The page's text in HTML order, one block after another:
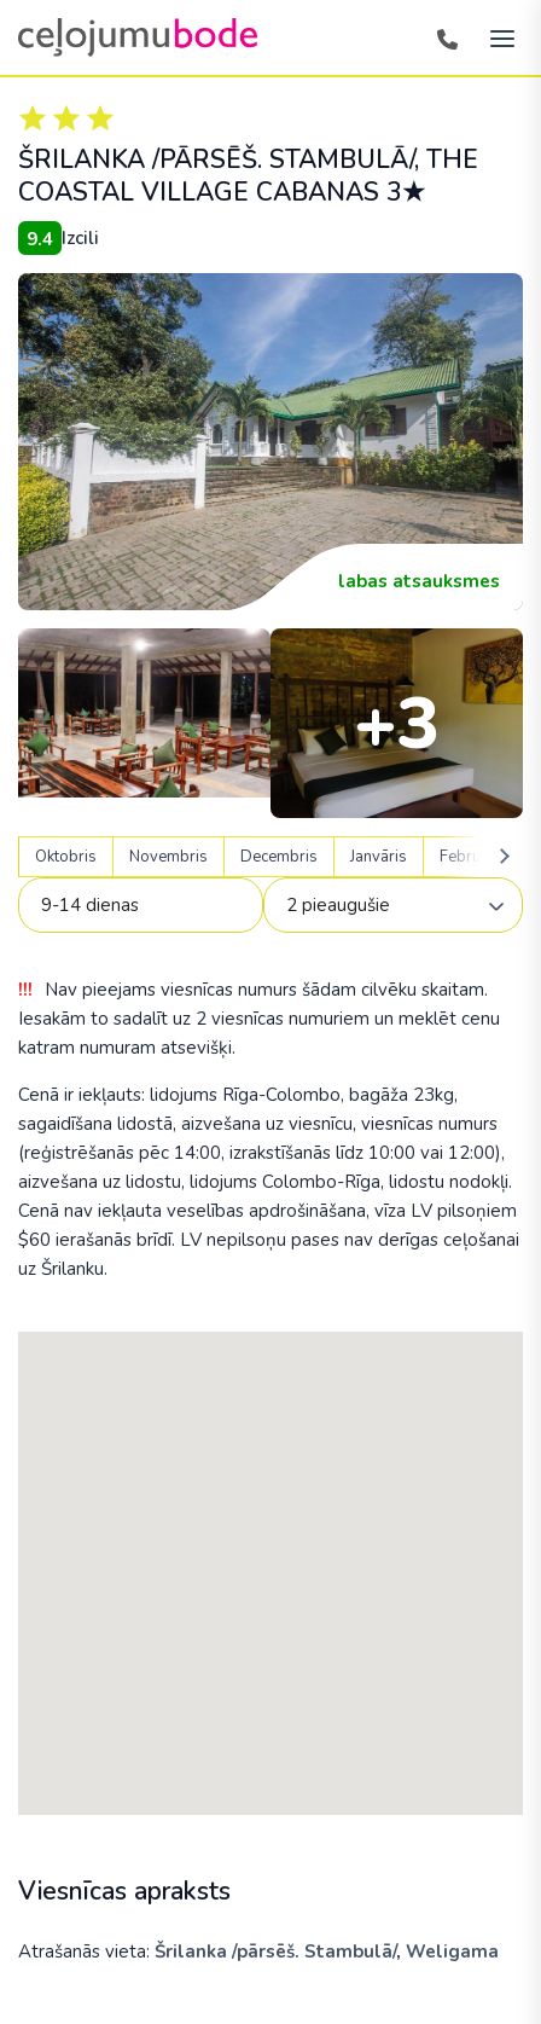
ŠRILANKA /PĀRSĒŠ. STAMBULĀ/, THE
COASTAL VILLAGE CABANAS 3★
9.4 Izcili
labas atsauksmes
+3
Oktobris Novembris Decembris Janvāris Februāris
Nav pieejams viesnīcas numurs šādam cilvēku skaitam.
Iesakām to sadalīt uz 2 viesnīcas numuriem un meklēt cenu
katram numuram atsevišķi.
Cenā ir iekļauts: lidojums Rīga-Colombo, bagāža 23kg,
sagaidīšana lidostā, aizvešana uz viesnīcu, viesnīcas numurs
(reģistrēšanās pēc 14:00, izrakstīšanās līdz 10:00 vai 12:00),
aizvešana uz lidostu, lidojums Colombo-Rīga, lidostu nodokļi.
Cenā nav iekļauta veselības apdrošināšana, vīza LV pilsoņiem
$60 ierašanās brīdī. LV nepilsoņu pases nav derīgas ceļošanai
uz Šrilanku.
Viesnīcas apraksts
Atrašanās vieta: Šrilanka /pārsēš. Stambulā/, Weligama